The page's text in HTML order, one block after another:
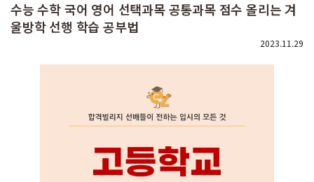
수능 수학 국어 영어 선택과목 공통과목 점수 올리는 겨
울방학 선행 학습 공부법
2023.11.29